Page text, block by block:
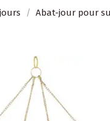
Abat-jour pour